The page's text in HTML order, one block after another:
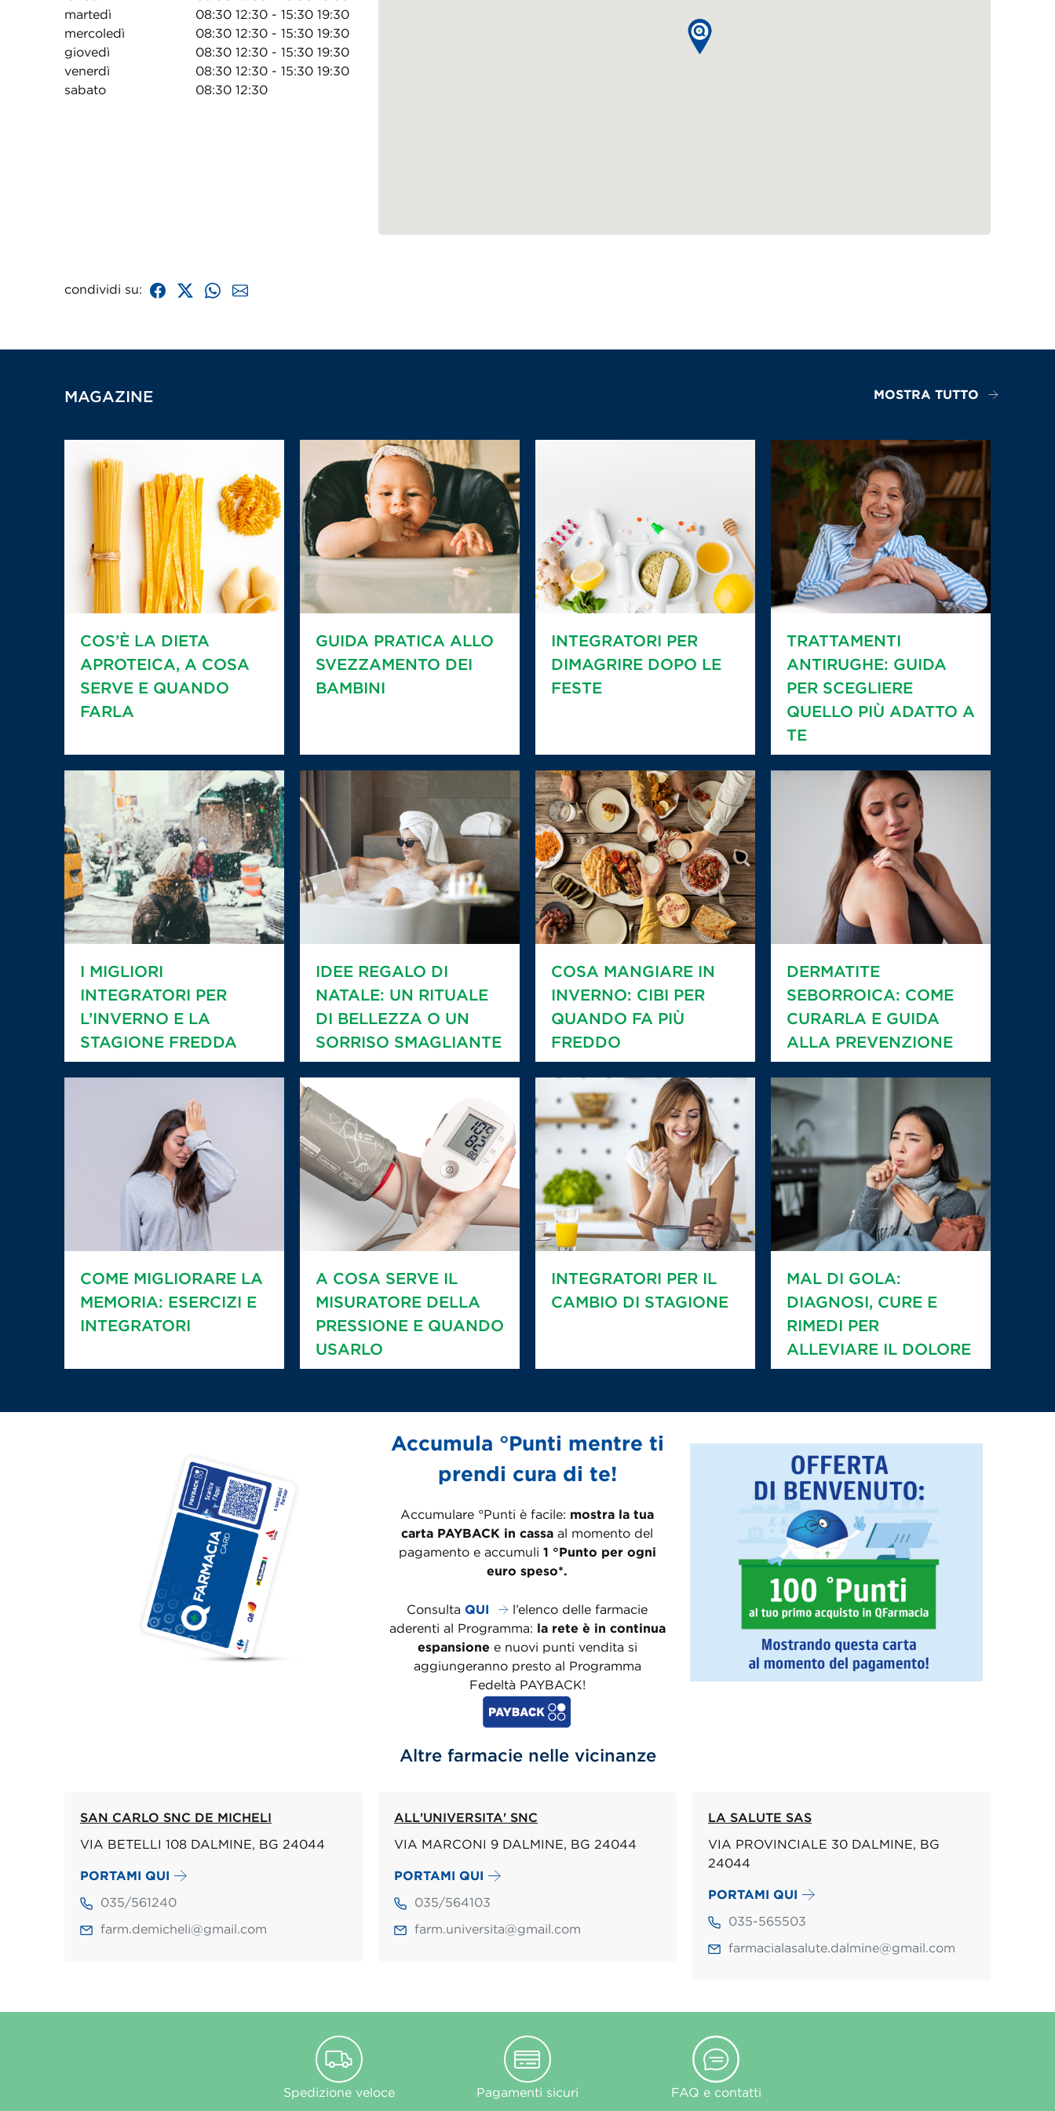
martedì
08:30 12:30 - 15:30 19:30
mercoledì
08:30 12:30 - 15:30 19:30
giovedì
08:30 12:30 - 15:30 19:30
venerdì
08:30 12:30 - 15:30 19:30
sabato
08:30 12:30
condividi su:
MAGAZINE MOSTRA TUTTO
COS’È LA DIETA
APROTEICA, A COSA
SERVE E QUANDO
FARLA
GUIDA PRATICA ALLO
SVEZZAMENTO DEI
BAMBINI
INTEGRATORI PER
DIMAGRIRE DOPO LE
FESTE
TRATTAMENTI
ANTIRUGHE: GUIDA
PER SCEGLIERE
QUELLO PIÙ ADATTO A
TE
I MIGLIORI
INTEGRATORI PER
L’INVERNO E LA
STAGIONE FREDDA
IDEE REGALO DI
NATALE: UN RITUALE
DI BELLEZZA O UN
SORRISO SMAGLIANTE
COSA MANGIARE IN
INVERNO: CIBI PER
QUANDO FA PIÙ
FREDDO
DERMATITE
SEBORROICA: COME
CURARLA E GUIDA
ALLA PREVENZIONE
COME MIGLIORARE LA
MEMORIA: ESERCIZI E
INTEGRATORI
A COSA SERVE IL
MISURATORE DELLA
PRESSIONE E QUANDO
USARLO
INTEGRATORI PER IL
CAMBIO DI STAGIONE
MAL DI GOLA:
DIAGNOSI, CURE E
RIMEDI PER
ALLEVIARE IL DOLORE
Accumula °Punti mentre ti
prendi cura di te!
Accumulare °Punti è facile: mostra la tua
carta PAYBACK in cassa al momento del
pagamento e accumuli 1 °Punto per ogni
euro speso*.
ConsultaQUI
l’elenco delle farmacie
aderenti al Programma: la rete è in continua
espansione e nuovi punti vendita si
aggiungeranno presto al Programma
Fedeltà PAYBACK!
Altre farmacie nelle vicinanze
SAN CARLO SNC DE MICHELI
VIA BETELLI 108 DALMINE, BG 24044
PORTAMI QUI
035/561240
farm.demicheli@gmail.com
ALL'UNIVERSITA' SNC
VIA MARCONI 9 DALMINE, BG 24044
PORTAMI QUI
035/564103
farm.universita@gmail.com
LA SALUTE SAS
VIA PROVINCIALE 30 DALMINE, BG
24044
PORTAMI QUI
035-565503
farmacialasalute.dalmine@gmail.com
Spedizione veloce Pagamenti sicuri FAQ e contatti